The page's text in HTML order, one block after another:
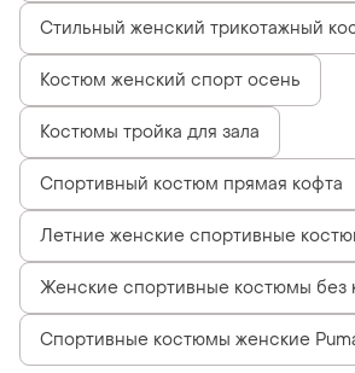
Стильный женский трикотажный
Костюм женский спорт осень
Костюмы тройка для зала
Спортивный костюм прямая кофта
Летние женские спортивные
Женские спортивные костюмы без
Спортивные костюмы женские